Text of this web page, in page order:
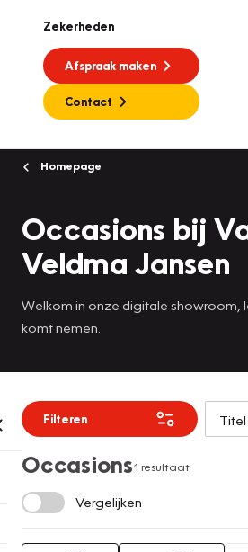
Zekerheden
Afspraak maken
Contact
Homepage
Occasions bij
Veldma Jansen
Welkom in onze digitale showroom,
komt nemen.
Filteren
Occasions1 resultaat
Vergelijken